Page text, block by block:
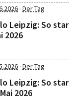
· Der Tag
Leipzig: So
2026
· Der Tag
Leipzig: So
2026